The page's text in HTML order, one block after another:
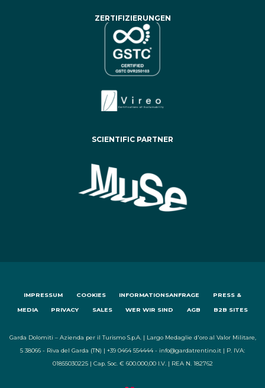
ZERTIFIZIERUNGEN
SCIENTIFIC PARTNER
IMPRESSUM COOKIES INFORMATIONSANFRAGE PRESS &
MEDIA PRIVACY SALES WER WIR SIND AGB B2B SITES
Garda Dolomiti – Azienda per il Turismo S.p.A. | Largo Medaglie d'oro al Valor Militare,
5 38066 - Riva del Garda (TN) | +39 0464 554444 - info@gardatrentino.it | P. IVA:
01855030225 | Cap. Soc. € 600.000,00 I.V. | REA N. 182762